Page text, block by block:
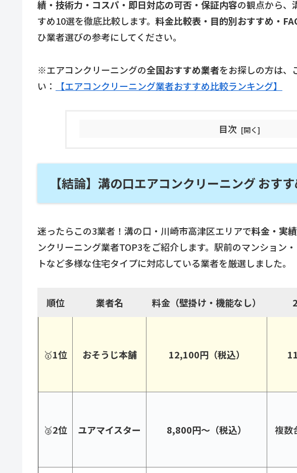
績・技術力・コスパ・即日対応の可否・保証内容の観点から、
すめ10選を徹底比較します。 料金比較表・目的別おすすめ・
ひ業者選びの参考にしてください。
※エアコンクリーニングの全国おすすめ業者をお探しの方は、
い：
【エアコンクリーニング業者おすすめ比較ランキング】
目次
【結論】溝の口エアコンクリーニング おす
迷ったらこの3業者！溝の口・川崎市高津区エリアで料金・実
ンクリーニング業者TOP3をご紹介します。駅前のマンション
トなど多様な住宅タイプに対応している業者を厳選しました。
順位 業者名 料金（壁掛け・機能なし）
🥇1位 おそうじ本舗 12,100円（税込）
🥈2位 ユアマイスター 8,800円〜（税込） 複数